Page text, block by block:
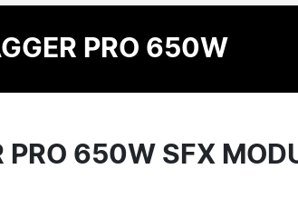
PRO 650W
PRO 650W SFX